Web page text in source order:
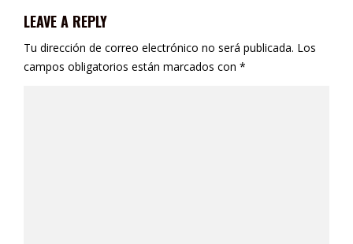
LEAVE A REPLY
Tu dirección de correo electrónico no será publicada. Los
campos obligatorios están marcados con *